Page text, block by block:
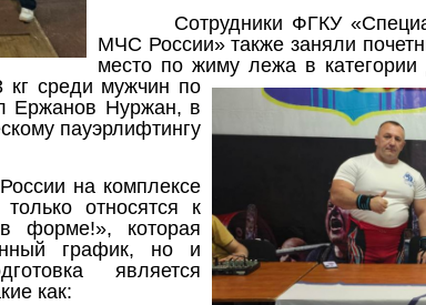
Сотрудники ФГКУ
МЧС России» также заняли
место по жиму лежа в
кг среди мужчин по
Ержанов Нуржан, в
пауэрлифтингу
на комплексе
относятся к
форме!», которая
график, но и
является
как: